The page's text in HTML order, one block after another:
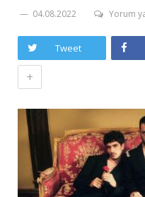
04.08.2022 Yorum
Tweet
+